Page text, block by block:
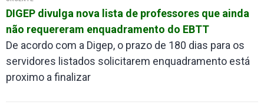
DIGEP divulga nova lista de professores que ainda
não requereram enquadramento do EBTT
De acordo com a Digep, o prazo de 180 dias para os
servidores listados solicitarem enquadramento está
proximo a finalizar